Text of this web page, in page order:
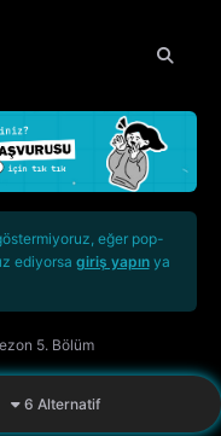
eğer pop-
ediyorsa giriş yapınya
5. Bölüm
6 Alternatif